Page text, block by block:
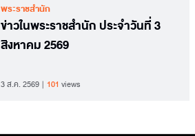
พระราชสำนัก
ข่าวในพระราชสำนัก ประจำวันที่ 3
สิงหาคม 2569
3 ส.ค. 2569 101 views